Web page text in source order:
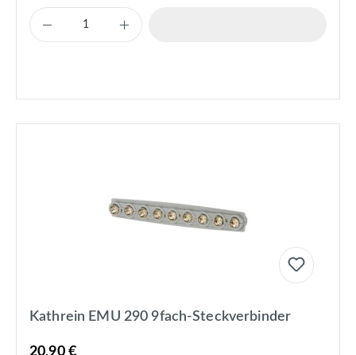
Kathrein EMU 290 9fach-Steckverbinder
20,90 €